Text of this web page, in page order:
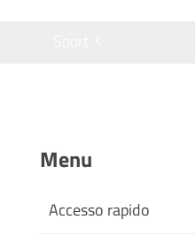
Menu
Accesso rapido